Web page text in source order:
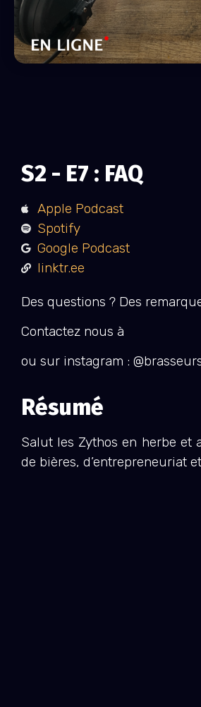
S2 - E7 : FAQ
Apple Podcast
Spotify
Google Podcast
linktr.ee
Des questions ? Des
Contactez nous à
ou sur instagram :
Résumé
Salut les Zythos en herbe et
de bières, d’entrepreneuriat